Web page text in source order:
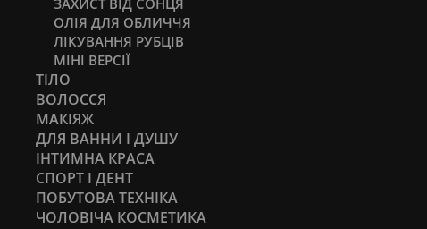
ЗАХИСТ ВІД СОНЦЯ
ОЛІЯ ДЛЯ ОБЛИЧЧЯ
ЛІКУВАННЯ РУБЦІВ
МІНІ ВЕРСІЇ
ТІЛО
ВОЛОССЯ
МАКІЯЖ
ДЛЯ ВАННИ І ДУШУ
ІНТИМНА КРАСА
СПОРТ І ДЕНТ
ПОБУТОВА ТЕХНІКА
ЧОЛОВІЧА КОСМЕТИКА